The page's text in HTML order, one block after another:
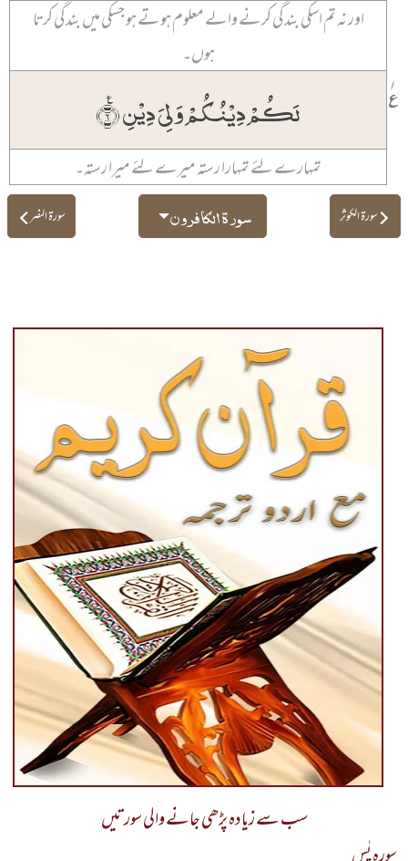
اور نہ تم اسکی بندگی کرنے والے معلوم ہوتے ہو جسکی میں بندگی کرتا
ہوں۔
لَکُمۡ دِیۡنُکُمۡ وَلِیَ دِیۡنِ ٪﴿۶﴾ ٪۱
تمہارے لئے تمہارا رستہ میرے لئے میرا رستہ۔
سورۃ الکوثر سورۃ الکافرون سورۃ النصر
سب سے زیادہ پڑھی جانے والی سورتیں